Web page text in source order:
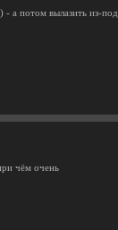
- а потом вылазить из-под
чём очень